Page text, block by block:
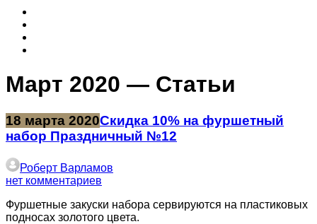
Март 2020 — Статьи
18 марта 2020Скидка 10% на фуршетный
набор Праздничный №12
Роберт Варламов
нет комментариев
Фуршетные закуски набора сервируются на пластиковых
подносах золотого цвета.